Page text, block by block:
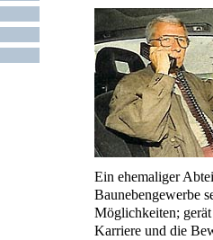
Ein ehemaliger
Baunebengewerbe
Möglichkeiten;
Karriere und die